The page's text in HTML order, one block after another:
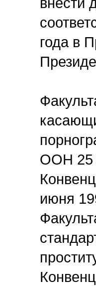
года в
ООН 25
июня